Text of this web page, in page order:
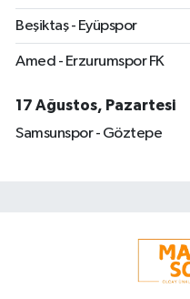
Beşiktaş - Eyüpspor
Amed - Erzurumspor FK
17 Ağustos, Pazartesi
Samsunspor - Göztepe